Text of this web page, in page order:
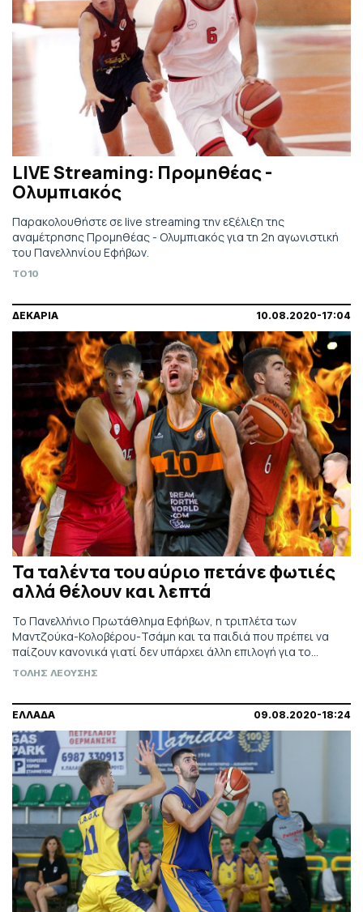
LIVE Streaming: Προμηθέας -
Ολυμπιακός
Παρακολουθήστε σε live streaming την εξέλιξη της
αναμέτρησης Προμηθέας - Ολυμπιακός για τη 2η αγωνιστική
του Πανελληνίου Εφήβων.
TO10
ΔΕΚΑΡΙΑ 10.08.2020-17:04
Τα ταλέντα του αύριο πετάνε φωτιές
αλλά θέλουν και λεπτά
Το Πανελλήνιο Πρωτάθλημα Εφήβων, η τριπλέτα των
Μαντζούκα-Κολοβέρου-Τσάμη και τα παιδιά που πρέπει να
παίζουν κανονικά γιατί δεν υπάρχει άλλη επιλογή για το
ελληνικό μπάσκετ.
ΤΟΛΗΣ ΛΕΟΥΣΗΣ
ΕΛΛΑΔΑ 09.08.2020-18:24